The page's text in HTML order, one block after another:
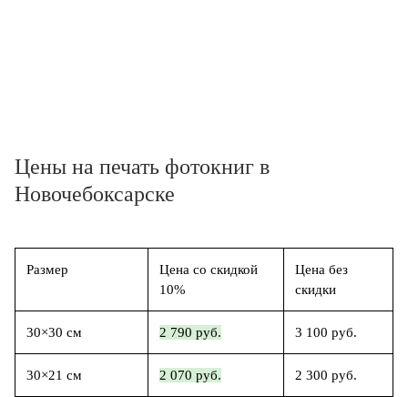
Цены на печать фотокниг в
Новочебоксарске
Размер
Цена со скидкой
10%
Цена без
скидки
30×30 см 2 790 руб. 3 100 руб.
30×21 см 2 070 руб. 2 300 руб.